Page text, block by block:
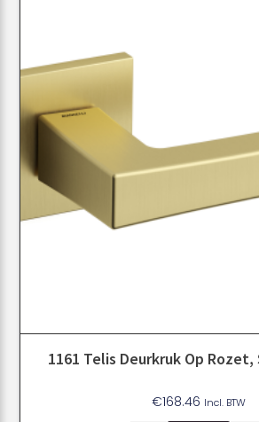
1161 Telis Deurkruk Op
€168.46 Incl. BTW